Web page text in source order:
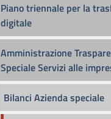
Piano triennale per la
digitale
Amministrazione
Speciale Servizi alle
Bilanci Azienda speciale